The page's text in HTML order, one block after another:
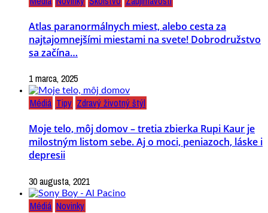
Atlas paranormálnych miest, alebo cesta za
najtajomnejšími miestami na svete! Dobrodružstvo
sa začína…
1 marca, 2025
Médiá Tipy Zdravý životný štýl
Moje telo, môj domov – tretia zbierka Rupi Kaur je
milostným listom sebe. Aj o moci, peniazoch, láske i
depresii
30 augusta, 2021
Médiá Novinky